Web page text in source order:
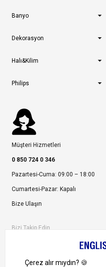
Banyo
Dekorasyon
Halı&Kilim
Philips
Müşteri Hizmetleri
0 850 724 0 346
Pazartesi-Cuma: 09:00 – 18:00
Cumartesi-Pazar: Kapalı
Bize Ulaşın
Bizi Takip Edin